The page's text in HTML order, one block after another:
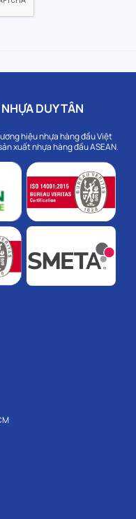
DUY TÂN
hiệu nhựa hàng đầu Việt
xuất nhựa hàng đầu ASEAN.